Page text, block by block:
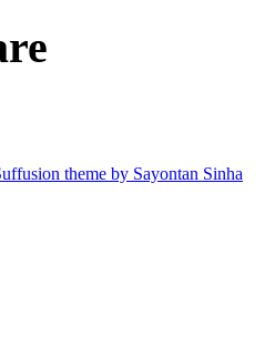
theme by Sayontan Sinha